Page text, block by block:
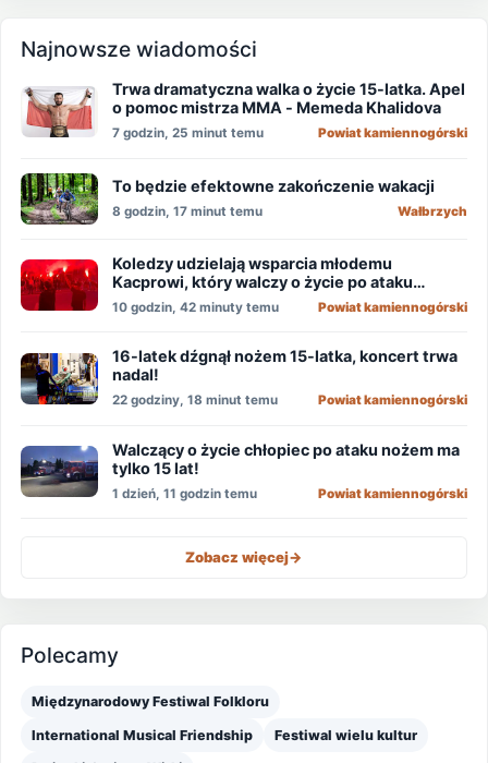
Najnowsze wiadomości
Trwa dramatyczna walka o życie 15-latka. Apel
o pomoc mistrza MMA - Memeda Khalidova
7 godzin, 25 minut temu Powiat kamiennogórski
To będzie efektowne zakończenie wakacji
8 godzin, 17 minut temu Wałbrzych
Koledzy udzielają wsparcia młodemu
Kacprowi, który walczy o życie po ataku
nożownika!
10 godzin, 42 minuty temu Powiat kamiennogórski
16-latek dźgnął nożem 15-latka, koncert trwa
nadal!
22 godziny, 18 minut temu Powiat kamiennogórski
Walczący o życie chłopiec po ataku nożem ma
tylko 15 lat!
1 dzień, 11 godzin temu Powiat kamiennogórski
Zobacz więcej->
Polecamy
Międzynarodowy Festiwal Folkloru
International Musical Friendship Festiwal wielu kultur